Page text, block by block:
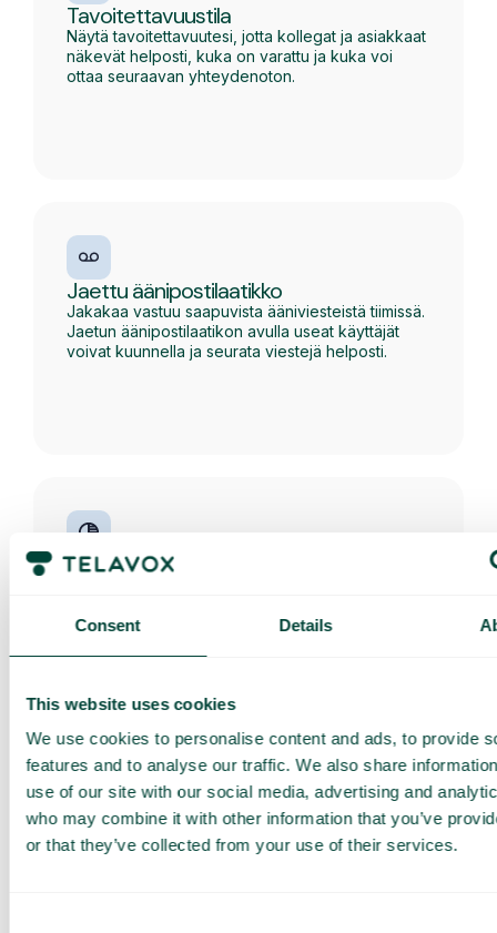
Consent Details
This website uses cookies
We use cookies to personalise content and ads, to provide
features and to analyse our traffic. We also share
use of our site with our social media, advertising and
who may combine it with other information that you’ve
or that they’ve collected from your use of their services.
Tavoitettavuustila
Näytä tavoitettavuutesi, jotta kollegat ja asiakkaat
näkevät helposti, kuka on varattu ja kuka voi
ottaa seuraavan yhteydenoton.
Jaettu äänipostilaatikko
Jakakaa vastuu saapuvista ääniviesteistä tiimissä.
Jaetun äänipostilaatikon avulla useat käyttäjät
voivat kuunnella ja seurata viestejä helposti.
Henkilökohtaiset profiilit
olette kokouksessa, lounaalla tai lomalla.
Vaihteen painikevalinta